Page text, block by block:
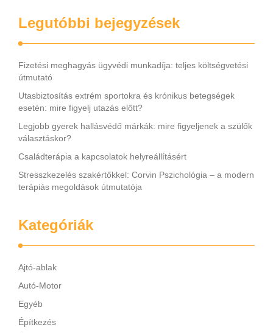
Legutóbbi bejegyzések
Fizetési meghagyás ügyvédi munkadíja: teljes költségvetési
útmutató
Utasbiztosítás extrém sportokra és krónikus betegségek
esetén: mire figyelj utazás előtt?
Legjobb gyerek hallásvédő márkák: mire figyeljenek a szülők
választáskor?
Családterápia a kapcsolatok helyreállításért
Stresszkezelés szakértőkkel: Corvin Pszichológia – a modern
terápiás megoldások útmutatója
Kategóriák
Ajtó-ablak
Autó-Motor
Egyéb
Építkezés